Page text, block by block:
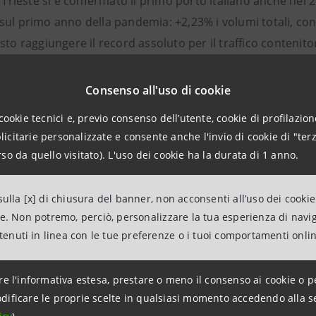
Consenso all'uso di cookie
tecnici e, previo consenso dell’utente, cookie di
personalizzate e consente anche l'invio di cookie di
da quello visitato). L'uso dei cookie ha la durata di 1 anno.
[x] di chiusura del banner, non acconsenti all’uso dei
Non potremo, perciò, personalizzare la tua esperienza di
in linea con le tue preferenze o i tuoi comportamenti
l'informativa estesa, prestare o meno il consenso ai cookie o
le proprie scelte in qualsiasi momento accedendo alla
primo anno della pandemia: +2,23% i volumi totali,
raggiungere il record assoluto per il traffico
la valenza strategica del porto sulle interconnessioni
anche nel PNRR. I dati sulla movimentazione
settore: con oltre 9.300 treni movimentati
porto di Monfalcone, e un network di destinazioni che
in coerenza con gli obiettivi del Piano Nazionale di
AdSP che mira a dare ulteriore nuovo impulso al sistema
Venezia Giulia Intesa Sanpaolo. – Mettiamo a disposizione
come il programma sviluppo filiere, per accelerare il